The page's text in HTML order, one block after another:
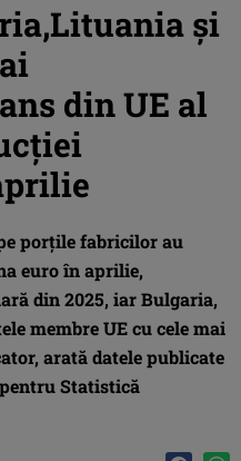
şi
din UE al
porţile fabricilor au
euro în aprilie,
din 2025, iar Bulgaria,
membre UE cu cele mai
arată datele publicate
Statistică